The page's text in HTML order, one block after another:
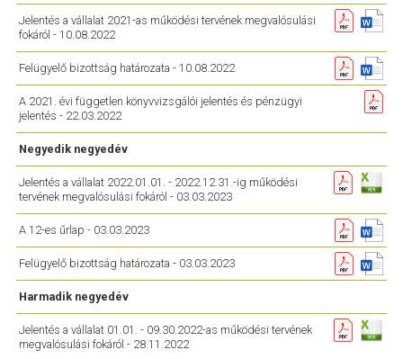
Jelentés a vállalat 2021-as működési tervének megvalósulási
fokáról - 10.08.2022
Felügyelő bizottság határozata - 10.08.2022
A 2021. évi független könyvvizsgálói jelentés és pénzügyi
jelentés - 22.03.2022
Negyedik negyedév
Jelentés a vállalat 2022.01.01. - 2022.12.31.-ig működési
tervének megvalósulási fokáról - 03.03.2023
A 12-es űrlap - 03.03.2023
Felügyelő bizottság határozata - 03.03.2023
Harmadik negyedév
Jelentés a vállalat 01.01. - 09.30.2022-as működési tervének
megvalósulási fokáról - 28.11.2022